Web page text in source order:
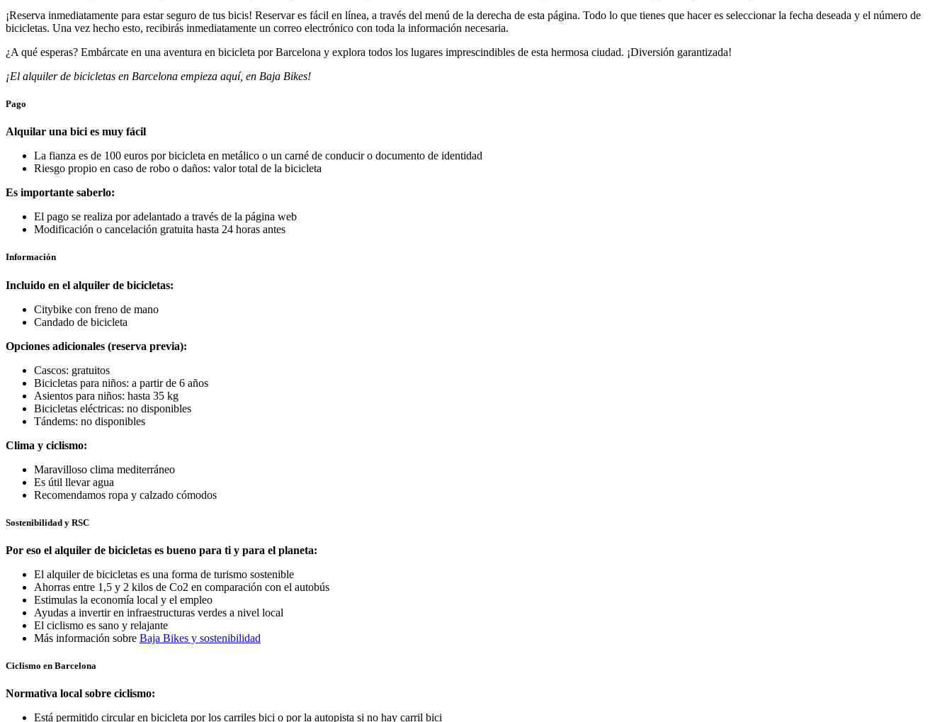
¡Reserva inmediatamente para estar seguro de tus bicis! Reservar es fácil en línea, a través del menú de la derecha de esta página. Todo lo que tienes que hacer es seleccionar la fecha deseada y el número de
bicicletas. Una vez hecho esto, recibirás inmediatamente un correo electrónico con toda la información necesaria.
¿A qué esperas? Embárcate en una aventura en bicicleta por Barcelona y explora todos los lugares imprescindibles de esta hermosa ciudad. ¡Diversión garantizada!
¡El alquiler de bicicletas en Barcelona empieza aquí, en Baja Bikes!
Pago
Alquilar una bici es muy fácil
La fianza es de 100 euros por bicicleta en metálico o un carné de conducir o documento de identidad
Riesgo propio en caso de robo o daños: valor total de la bicicleta
Es importante saberlo:
El pago se realiza por adelantado a través de la página web
Modificación o cancelación gratuita hasta 24 horas antes
Información
Incluido en el alquiler de bicicletas:
Citybike con freno de mano
Candado de bicicleta
Opciones adicionales (reserva previa):
Cascos: gratuitos
Bicicletas para niños: a partir de 6 años
Asientos para niños: hasta 35 kg
Bicicletas eléctricas: no disponibles
Tándems: no disponibles
Clima y ciclismo:
Maravilloso clima mediterráneo
Es útil llevar agua
Recomendamos ropa y calzado cómodos
Sostenibilidad y RSC
Por eso el alquiler de bicicletas es bueno para ti y para el planeta:
El alquiler de bicicletas es una forma de turismo sostenible
Ahorras entre 1,5 y 2 kilos de Co2 en comparación con el autobús
Estimulas la economía local y el empleo
Ayudas a invertir en infraestructuras verdes a nivel local
El ciclismo es sano y relajante
Más información sobre Baja Bikes y sostenibilidad
Ciclismo en Barcelona
Normativa local sobre ciclismo:
Está permitido circular en bicicleta por los carriles bici o por la autopista si no hay carril bici